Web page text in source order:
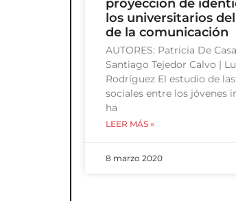
proyección de
los universitarios
de la comunicación
AUTORES: Patricia De
Santiago Tejedor Calvo |
Rodríguez El estudio de
sociales entre los jóvenes
ha
LEER MÁS »
8 marzo 2020